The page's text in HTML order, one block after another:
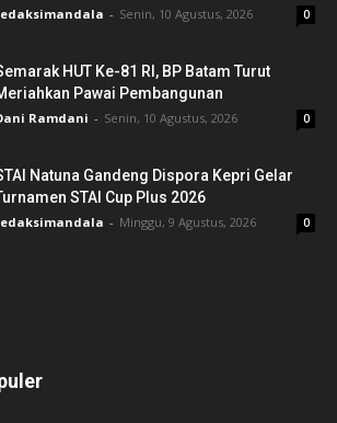
- Senin, 10 Agustus, 2026 0
HUT Ke-81 RI, BP Batam Turut
Pawai Pembangunan
Ramdani - Senin, 10 Agustus, 2026 0
Natuna Gandeng Dispora Kepri Gelar
STAI Cup Plus 2026
- Minggu, 9 Agustus, 2026 0